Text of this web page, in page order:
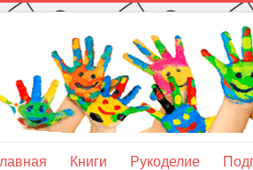
Книги Рукоделие